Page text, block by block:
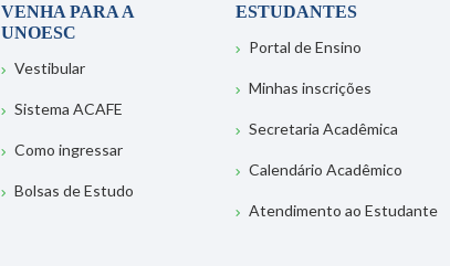
VENHA PARA A
UNOESC
Vestibular
Sistema ACAFE
Como ingressar
Bolsas de Estudo
ESTUDANTES
Portal de Ensino
Minhas inscrições
Secretaria Acadêmica
Calendário Acadêmico
Atendimento ao Estudante